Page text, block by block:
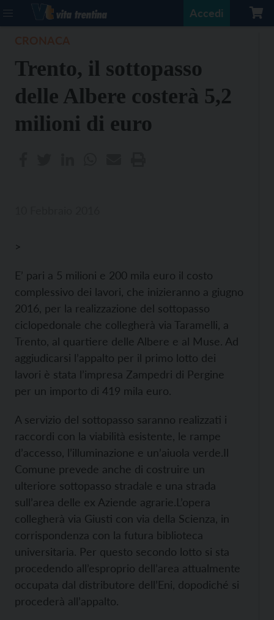
Accedi
Trento, il sottopasso
delle Albere costerà 5,2
milioni di euro
>
E’ pari a 5 milioni e 200 mila euro il costo
complessivo dei lavori, che inizieranno a giugno
2016, per la realizzazione del sottopasso
ciclopedonale che collegherà via Taramelli, a
Trento, al quartiere delle Albere e al Muse. Ad
aggiudicarsi l’appalto per il primo lotto dei
lavori è stata l’impresa Zampedri di Pergine
per un importo di 419 mila euro.
A servizio del sottopasso saranno realizzati i
raccordi con la viabilità esistente, le rampe
d’accesso, l’illuminazione e un’aiuola verde.Il
Comune prevede anche di costruire un
ulteriore sottopasso stradale e una strada
sull’area delle ex Aziende agrarie.L’opera
collegherà via Giusti con via della Scienza, in
corrispondenza con la futura biblioteca
universitaria. Per questo secondo lotto si sta
procedendo all’esproprio dell’area attualmente
occupata dal distributore dell’Eni, dopodiché si
procederà all’appalto.